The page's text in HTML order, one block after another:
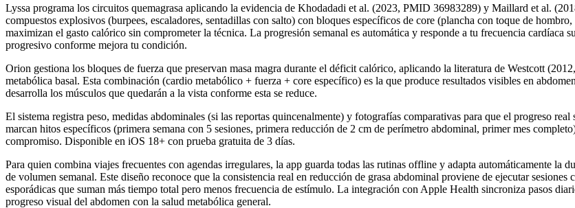
Lyssa programa los circuitos quemagrasa aplicando la evidencia de Khodadadi et al. (2023, PMID 36983289) y Maillard et al.
compuestos explosivos (burpees, escaladores, sentadillas con salto) con bloques específicos de core (plancha con toque de
maximizan el gasto calórico sin comprometer la técnica. La progresión semanal es automática y responde a tu frecuencia cardíaca
progresivo conforme mejora tu condición.
Orion gestiona los bloques de fuerza que preservan masa magra durante el déficit calórico, aplicando la literatura de Westcott
metabólica basal. Esta combinación (cardio metabólico + fuerza + core específico) es la que produce resultados visibles en
desarrolla los músculos que quedarán a la vista conforme esta se reduce.
El sistema registra peso, medidas abdominales (si las reportas quincenalmente) y fotografías comparativas para que el progreso
marcan hitos específicos (primera semana con 5 sesiones, primera reducción de 2 cm de perímetro abdominal, primer mes
compromiso. Disponible en iOS 18+ con prueba gratuita de 3 días.
Para quien combina viajes frecuentes con agendas irregulares, la app guarda todas las rutinas offline y adapta automáticamente la
de volumen semanal. Este diseño reconoce que la consistencia real en reducción de grasa abdominal proviene de ejecutar sesiones
esporádicas que suman más tiempo total pero menos frecuencia de estímulo. La integración con Apple Health sincroniza pasos
progreso visual del abdomen con la salud metabólica general.